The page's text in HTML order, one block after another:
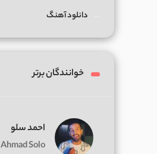
دانلود آهنگ
خوانندگان برتر
احمد سلو
Ahmad Solo